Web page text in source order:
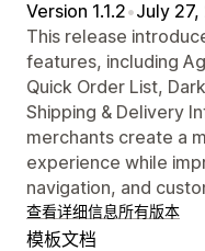
Version 1.1.2•July 27,
This release
features, including
Quick Order List,
Shipping & Delivery
merchants create a
experience while
navigation, and
查看详细信息所有版本
模板文档